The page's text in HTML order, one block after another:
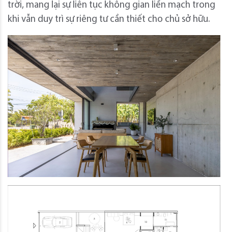
trời, mang lại sự liên tục không gian liền mạch trong
khi vẫn duy trì sự riêng tư cần thiết cho chủ sở hữu.